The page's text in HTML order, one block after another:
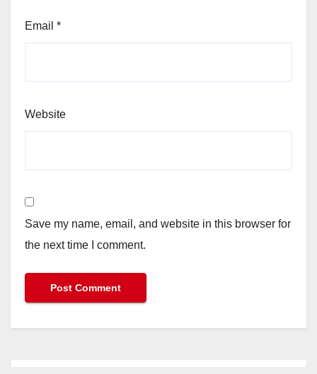
Email *
Website
Save my name, email, and website in this browser for
the next time I comment.